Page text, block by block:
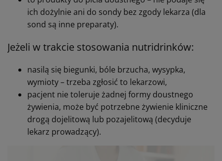
Bezpieczeństwo stosowania
nutridrink u osób poddawanych
chemioterapii – na co zwrócić
Zgodnie z charakterystyką produktów:
Nutridrink Protein i Nutridrink Protein Omega 3
należy stosować pod nadzorem lekarza,
nie stosować u dzieci poniżej 3–6 lat (zależnie od